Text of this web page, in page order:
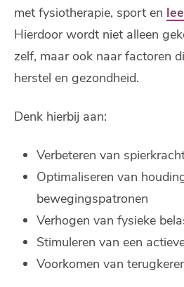
met fysiotherapie, sport en
Hierdoor wordt niet alleen
zelf, maar ook naar factoren
herstel en gezondheid.
Denk hierbij aan:
Verbeteren van
Optimaliseren van
bewegingspatronen
Verhogen van fysieke
Stimuleren van een
Voorkomen van